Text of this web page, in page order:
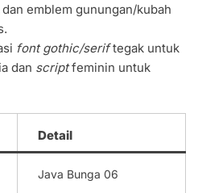
dan emblem gunungan/kubah
font gothic/seriftegak untuk
dan scriptfeminin untuk
Detail
Java Bunga 06